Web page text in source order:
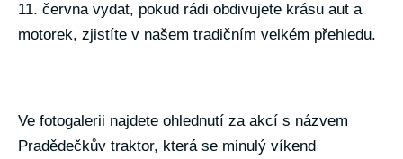
11. června vydat, pokud rádi obdivujete krásu aut a
motorek, zjistíte v našem tradičním velkém přehledu.
Ve fotogalerii najdete ohlednutí za akcí s názvem
Pradědečkův traktor, která se minulý víkend